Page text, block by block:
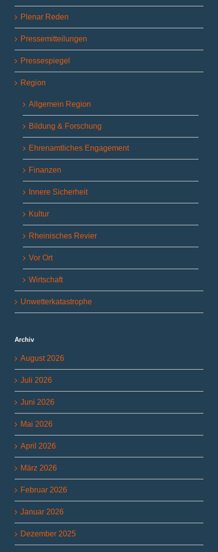
Plenar Reden
Pressemitteilungen
Pressespiegel
Region
Allgemein Region
Bildung & Forschung
Ehrenamtliches Engagement
Finanzen
Innere Sicherheit
Kultur
Rheinisches Revier
Vor Ort
Wirtschaft
Unwetterkatastrophe
Archiv
August 2026
Juli 2026
Juni 2026
Mai 2026
April 2026
März 2026
Februar 2026
Januar 2026
Dezember 2025